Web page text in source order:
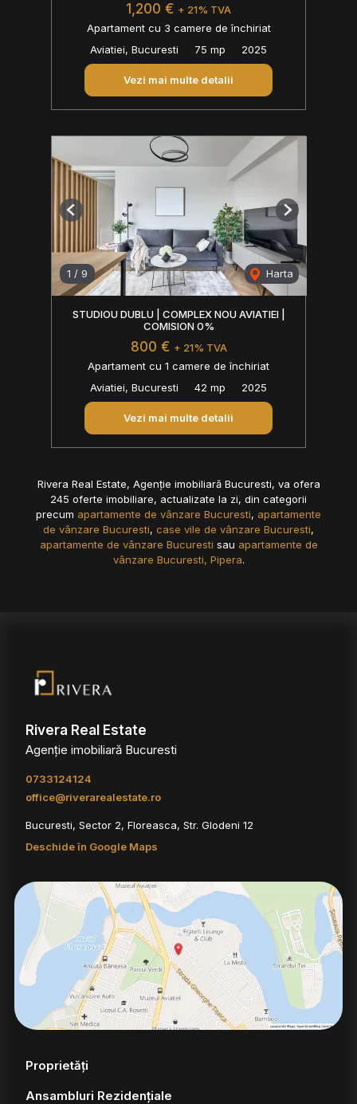
1,200 € + 21% TVA
Apartament cu 3 camere de închiriat
Aviatiei, Bucuresti
75 mp 2025
Vezi mai multe detalii
1 / 9 Harta
Previous Next
STUDIOU DUBLU | COMPLEX NOU AVIATIEI |
COMISION 0%
800 € + 21% TVA
Apartament cu 1 camere de închiriat
Aviatiei, Bucuresti
42 mp 2025
Vezi mai multe detalii
Rivera Real Estate, Agenție imobiliară Bucuresti, va ofera
245 oferte imobiliare, actualizate la zi, din categorii
precum apartamente de vânzare Bucuresti, apartamente
de vânzare Bucuresti, case vile de vânzare Bucuresti,
apartamente de vânzare Bucuresti sau apartamente de
vânzare Bucuresti, Pipera.
Rivera Real Estate
Agenție imobiliară Bucuresti
0733124124
office@riverarealestate.ro
Bucuresti, Sector 2, Floreasca, Str. Glodeni 12
Deschide în Google Maps
Proprietăți
Ansambluri Rezidențiale